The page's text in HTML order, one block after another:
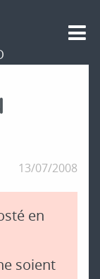
13/07/2008
en
soient